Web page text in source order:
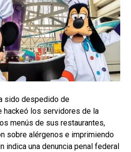
sido despedido de
hackeó los servidores de la
menús de sus restaurantes,
sobre alérgenos e imprimiendo
indica una denuncia penal federal